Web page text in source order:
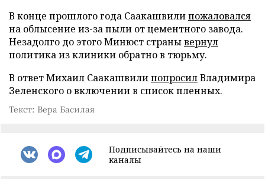
В конце прошлого года Саакашвилипожаловался
на облысение из-за пыли от цементного завода.
Незадолго до этого Минюст странывернул
политика из клиники обратно в тюрьму.
В ответ Михаил СаакашвилипопросилВладимира
Зеленского о включении в список пленных.
Текст: Вера Басилая
Подписывайтесь на наши
каналы